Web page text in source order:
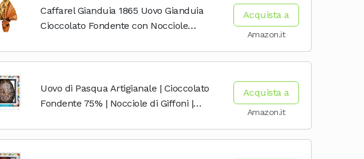
Caffarel Gianduia 1865 Uovo Gianduia
Cioccolato Fondente con Nocciole
Acquista a
Amazon.it
Uovo di Pasqua Artigianale | Cioccolato
Fondente 75% | Nocciole di Giffoni |
Acquista a
Amazon.it